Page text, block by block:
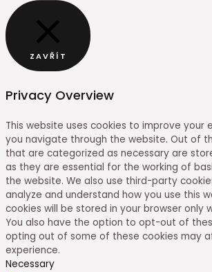
ZAVŘÍT
Privacy Overview
This website uses cookies to improve your
you navigate through the website. Out of
that are categorized as necessary are
as they are essential for the working of
the website. We also use third-party
analyze and understand how you use this
cookies will be stored in your browser only
You also have the option to opt-out of
opting out of some of these cookies may
experience.
Necessary